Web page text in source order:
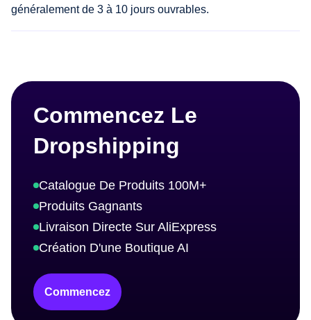
généralement de 3 à 10 jours ouvrables.
Commencez Le
Dropshipping
Catalogue De Produits 100M+
Produits Gagnants
Livraison Directe Sur AliExpress
Création D'une Boutique AI
Commencez